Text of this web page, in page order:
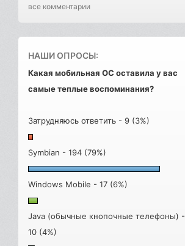
все комментарии
НАШИ ОПРОСЫ:
Какая мобильная ОС оставила у вас
самые теплые воспоминания?
Затрудняюсь ответить - 9 (3%)
Symbian - 194 (79%)
Windows Mobile - 17 (6%)
Java (обычные кнопочные телефоны) -
10 (4%)